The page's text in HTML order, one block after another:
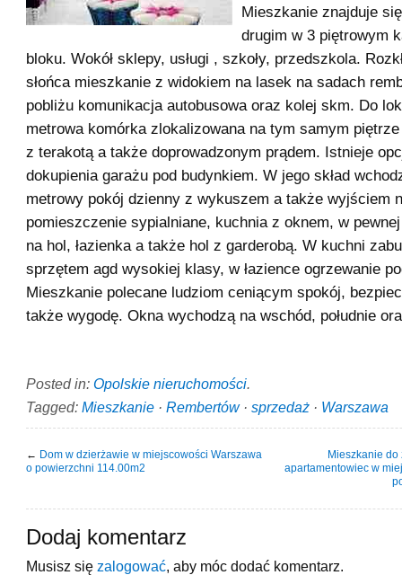
Mieszkanie znajduje
drugim w 3 piętrowym
bloku. Wokół sklepy, usługi , szkoły, przedszkola.
słońca mieszkanie z widokiem na lasek na sadach
pobliżu komunikacja autobusowa oraz kolej skm. Do
metrowa komórka zlokalizowana na tym samym
z terakotą a także doprowadzonym prądem. Istnieje
dokupienia garażu pod budynkiem. W jego skład
metrowy pokój dzienny z wykuszem a także wyjściem
pomieszczenie sypialniane, kuchnia z oknem, w
na hol, łazienka a także hol z garderobą. W kuchni
sprzętem agd wysokiej klasy, w łazience ogrzewanie
Mieszkanie polecane ludziom ceniącym spokój,
także wygodę. Okna wychodzą na wschód, południe
Posted in: Opolskie nieruchomości.
Tagged: Mieszkanie · Rembertów· sprzedaż · Warszawa
← Dom w dzierżawie w miejscowości Warszawa
o powierzchni 114.00m2
Mieszkanie
apartamentowiec w
Dodaj komentarz
Musisz się zalogować , aby móc dodać komentarz.